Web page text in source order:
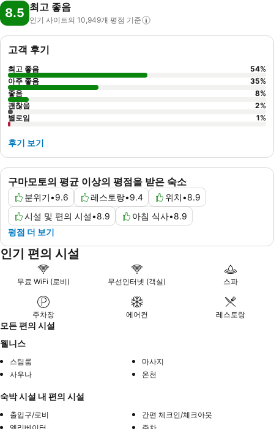
8.5 최고 좋음
인기 사이트의 10,949개 평점 기준
구마모토의 평균 이상의 평점을 받은 숙소
분위기•9.6 레스토랑•9.4 위치•8.9
시설 및 편의 시설•8.9 아침 식사•8.9
평점 더 보기
고객 후기
최고 좋음 54%
아주 좋음
35%
좋음
8%
괜찮음
2%
별로임
1%
후기 보기
인기 편의 시설
무료 WiFi (로비) 무선인터넷 (객실) 스파
주차장 에어컨 레스토랑
모든 편의 시설
웰니스
스팀룸
마사지
사우나
온천
숙박 시설 내 편의 시설
출입구/로비
간편 체크인/체크아웃